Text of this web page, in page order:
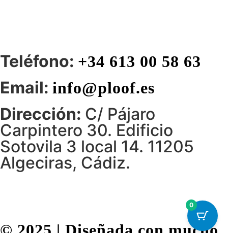
Teléfono: +34 613 00 58 63
Email: info@ploof.es
Dirección: C/ Pájaro
Carpintero 30. Edificio
Sotovila 3 local 14. 11205
Algeciras, Cádiz.
0